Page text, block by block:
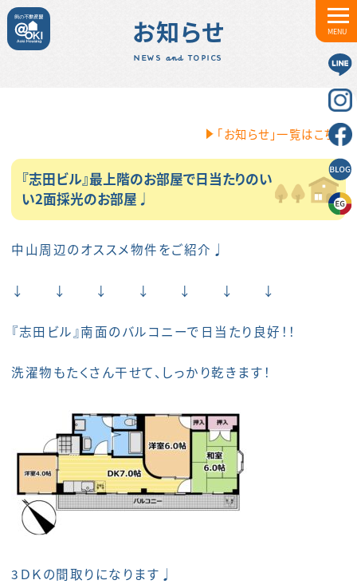
MENU
お知らせ
NEWS and TOPICS
「お知らせ」一覧はこちら
『志田ビル』最上階のお部屋で日当たりのい
い2面採光のお部屋♩
中山周辺のオススメ物件をご紹介♩
↓ ↓ ↓ ↓ ↓ ↓ ↓
『志田ビル』南面のバルコニーで日当たり良好！！
洗濯物もたくさん干せて、しっかり乾きます！
3ＤＫの間取りになります♩